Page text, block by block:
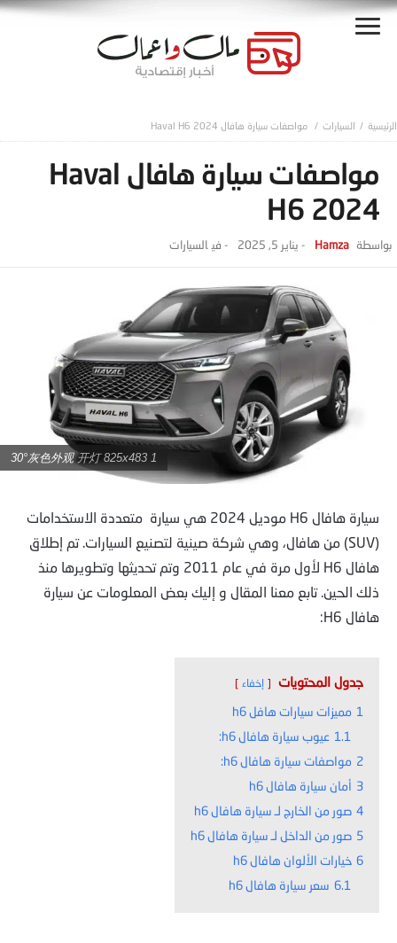
السيارات مواصفات سيارة هافال Haval H6 2024
مواصفات سيارة هافال Haval
H6 2024
Hamza
- يناير 5, 2025 - ‎في السيارات
30°灰色外观 开灯 825x483 1
سيارة هافال H6 موديل 2024 هي سيارة متعددة الاستخدامات
(SUV) من هافال، وهي شركة صينية لتصنيع السيارات. تم إطلاق
هافال H6 لأول مرة في عام 2011 وتم تحديثها وتطويرها منذ
ذلك الحين. تابع معنا المقال و إليك بعض المعلومات عن سيارة
هافال H6:
جدول المحتويات إخفاء
1 مميزات سيارات هافل h6
1.1 عيوب سيارة هافال h6:
2 مواصفات سيارة هافال h6:
3 أمان سيارة هافال h6
4 صور من الخارج لـ سيارة هافال h6
5 صور من الداخل لـ سيارة هافال h6
6 خيارات الألوان هافال h6
6.1 سعر سيارة هافال h6